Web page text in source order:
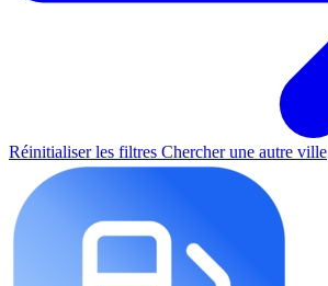
Réinitialiser les filtres Chercher une autre ville